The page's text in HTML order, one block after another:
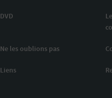
DVD
Ne les oublions pas
Liens